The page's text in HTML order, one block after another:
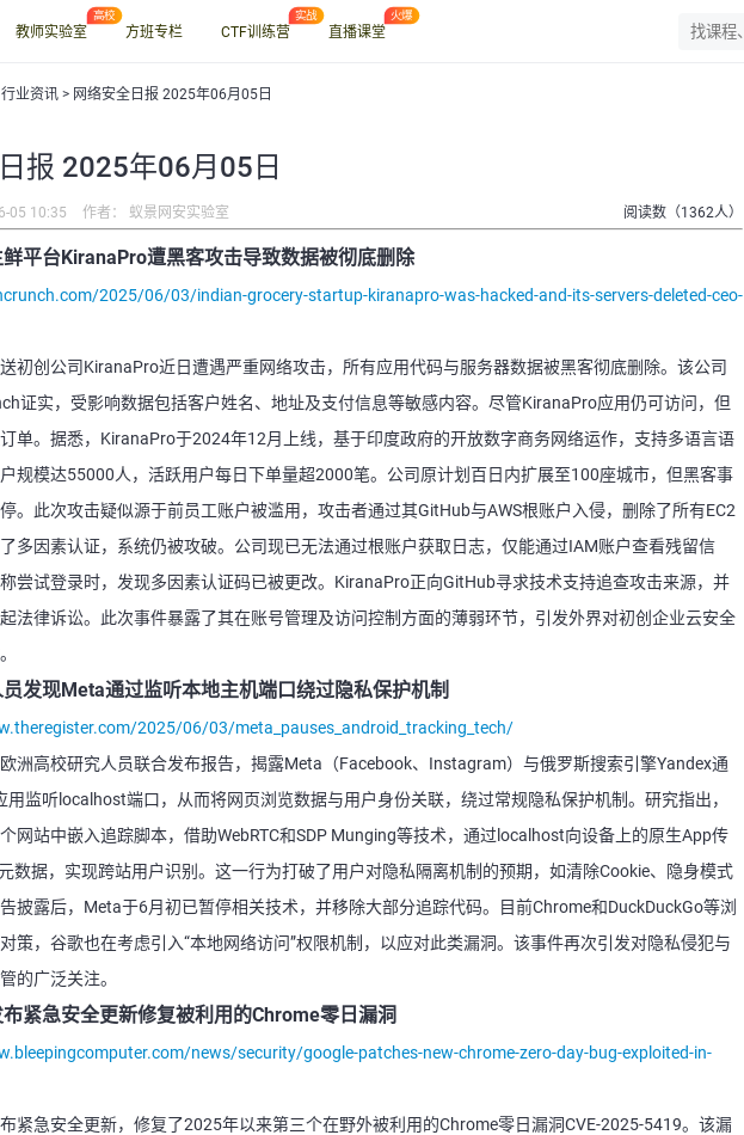
教师实验室 方班专栏 CTF训练营 直播课堂
行业资讯 > 网络安全日报 2025年06月05日
报 2025年06月05日
05 10:35 作者： 蚁景网安实验室 阅读数（1362人）
平台KiranaPro遭黑客攻击导致数据被彻底删除
2025/06/03/indian-grocery-startup-kiranapro-was-hacked-and-its-servers-deleted-ceo-
初创公司KiranaPro近日遭遇严重网络攻击，所有应用代码与服务器数据被黑客彻底删除。该公司
证实，受影响数据包括客户姓名、地址及支付信息等敏感内容。尽管KiranaPro应用仍可访问，但
单。据悉，KiranaPro于2024年12月上线，基于印度政府的开放数字商务网络运作，支持多语言语
规模达55000人，活跃用户每日下单量超2000笔。公司原计划百日内扩展至100座城市，但黑客事
。此次攻击疑似源于前员工账户被滥用，攻击者通过其GitHub与AWS根账户入侵，删除了所有EC2
多因素认证，系统仍被攻破。公司现已无法通过根账户获取日志，仅能通过IAM账户查看残留信
尝试登录时，发现多因素认证码已被更改。KiranaPro正向GitHub寻求技术支持追查攻击来源，并
法律诉讼。此次事件暴露了其在账号管理及访问控制方面的薄弱环节，引发外界对初创企业云安全
发现Meta通过监听本地主机端口绕过隐私保护机制
2025/06/03/meta_pauses_android_tracking_tech/
洲高校研究人员联合发布报告，揭露Meta（Facebook、Instagram）与俄罗斯搜索引擎Yandex通
用监听localhost端口，从而将网页浏览数据与用户身份关联，绕过常规隐私保护机制。研究指出，
网站中嵌入追踪脚本，借助WebRTC和SDP Munging等技术，通过localhost向设备上的原生App传
数据，实现跨站用户识别。这一行为打破了用户对隐私隔离机制的预期，如清除Cookie、隐身模式
披露后，Meta于6月初已暂停相关技术，并移除大部分追踪代码。目前Chrome和DuckDuckGo等浏
策，谷歌也在考虑引入“本地网络访问”权限机制，以应对此类漏洞。该事件再次引发对隐私侵犯与
的广泛关注。
紧急安全更新修复被利用的Chrome零日漏洞
news/security/google-patches-new-chrome-zero-day-bug-exploited-in-
紧急安全更新，修复了2025年以来第三个在野外被利用的Chrome零日漏洞CVE-2025-5419。该漏